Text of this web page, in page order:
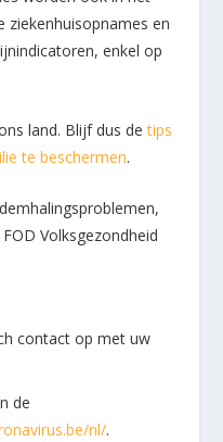
ziekenhuisopnames en
enkel op
land. Blijf dus detips
te beschermen.
Volksgezondheid
contact op met uw
de
nl/.